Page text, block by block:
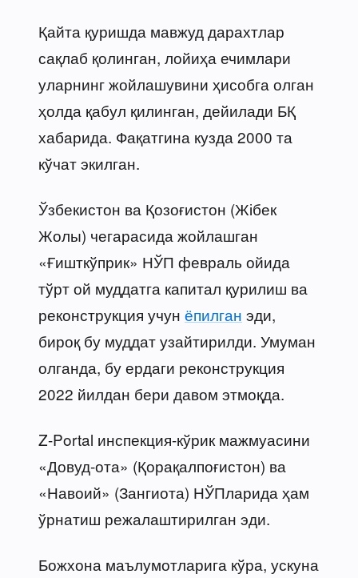
Қайта қуришда мавжуд дарахтлар
сақлаб қолинган, лойиҳа ечимлари
уларнинг жойлашувини ҳисобга олган
ҳолда қабул қилинган, дейилади БҚ
хабарида. Фақатгина кузда 2000 та
кўчат экилган.
Ўзбекистон ва Қозоғистон (Жібек
Жолы) чегарасида жойлашган
«Ғишткўприк» НЎП февраль ойида
тўрт ой муддатга капитал қурилиш ва
реконструкция учун ёпилган эди,
бироқ бу муддат узайтирилди. Умуман
олганда, бу ердаги реконструкция
2022 йилдан бери давом этмоқда.
Z-Portal инспекция-кўрик мажмуасини
«Довуд-ота» (Қорақалпоғистон) ва
«Навоий» (Зангиота) НЎПларида ҳам
ўрнатиш режалаштирилган эди.
Божхона маълумотларига кўра, ускуна